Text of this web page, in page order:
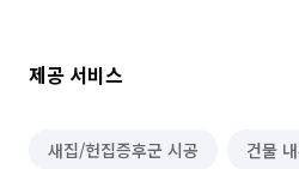
제공 서비스
새집/헌집증후군 시공 건물